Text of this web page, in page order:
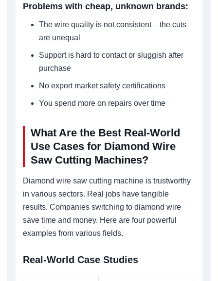
Problems with cheap, unknown brands:
The wire quality is not consistent – the cuts
are unequal
Support is hard to contact or sluggish after
purchase
No export market safety certifications
You spend more on repairs over time
What Are the Best Real-World
Use Cases for Diamond Wire
Saw Cutting Machines?
Diamond wire saw cutting machine is trustworthy
in various sectors. Real jobs have tangible
results. Companies switching to diamond wire
save time and money. Here are four powerful
examples from various fields.
Real-World Case Studies